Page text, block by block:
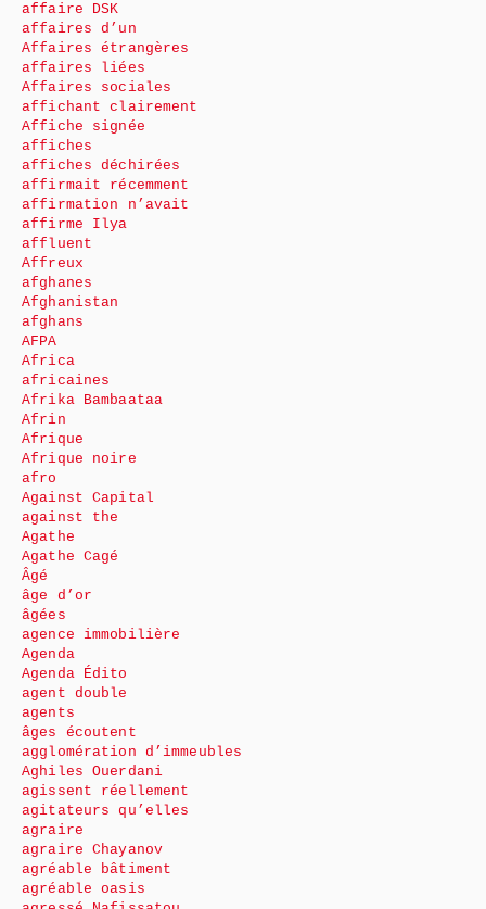
affaire DSK
affaires d’un
Affaires étrangères
affaires liées
Affaires sociales
affichant clairement
Affiche signée
affiches
affiches déchirées
affirmait récemment
affirmation n’avait
affirme Ilya
affluent
Affreux
afghanes
Afghanistan
afghans
AFPA
Africa
africaines
Afrika Bambaataa
Afrin
Afrique
Afrique noire
afro
Against Capital
against the
Agathe
Agathe Cagé
Âgé
âge d’or
âgées
agence immobilière
Agenda
Agenda Édito
agent double
agents
âges écoutent
agglomération d’immeubles
Aghiles Ouerdani
agissent réellement
agitateurs qu’elles
agraire
agraire Chayanov
agréable bâtiment
agréable oasis